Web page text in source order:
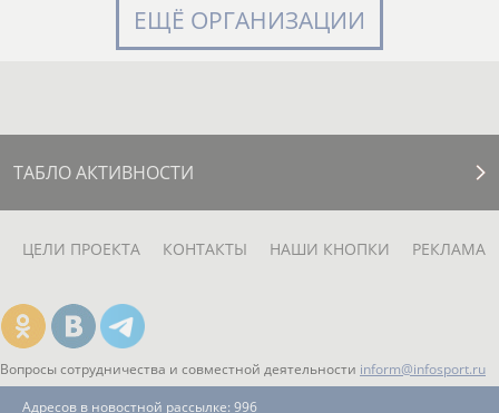
ЕЩЁ ОРГАНИЗАЦИИ
ТАБЛО АКТИВНОСТИ
ЦЕЛИ ПРОЕКТА КОНТАКТЫ НАШИ КНОПКИ РЕКЛАМА
Вопросы сотрудничества и совместной деятельности inform@infosport.ru
Адресов в новостной рассылке: 996